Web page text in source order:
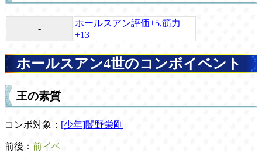
-
ホールスアン評価+5,筋力
+13
ホールスアン4世のコンボイベント
王の素質
コンボ対象： [少年]闇野栄剛
前後： 前イベ